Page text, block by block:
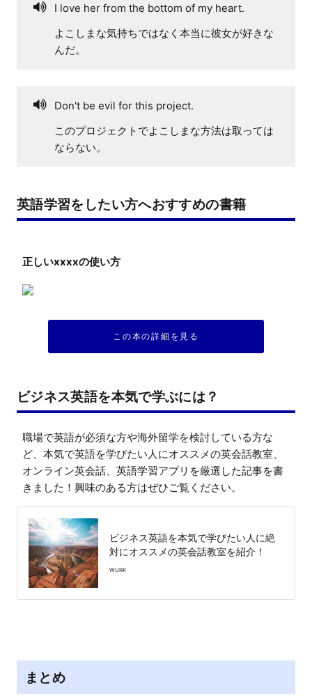
I love her from the bottom of my heart.
よこしまな気持ちではなく本当に彼女が好きな
んだ。
Don't be evil for this project.
このプロジェクトでよこしまな方法は取っては
ならない。
英語学習をしたい方へおすすめの書籍
この本の詳細を見る
ビジネス英語を本気で学ぶには？
職場で英語が必須な方や海外留学を検討している方な
ど、本気で英語を学びたい人にオススメの英会話教室、
オンライン英会話、英語学習アプリを厳選した記事を書
きました！興味のある方はぜひご覧ください。
ビジネス英語を本気で学びたい人に絶
対にオススメの英会話教室を紹介！
WURK
まとめ